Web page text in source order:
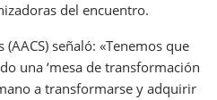
del encuentro.
señaló: «Tenemos que
una ‘mesa de transformación
a transformarse y adquirir